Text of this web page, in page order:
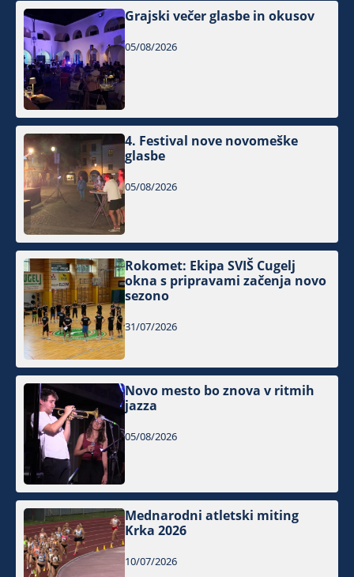
Grajski večer glasbe in okusov
05/08/2026
4. Festival nove novomeške
glasbe
05/08/2026
Rokomet: Ekipa SVIŠ Cugelj
okna s pripravami začenja novo
sezono
31/07/2026
Novo mesto bo znova v ritmih
jazza
05/08/2026
Mednarodni atletski miting
Krka 2026
10/07/2026